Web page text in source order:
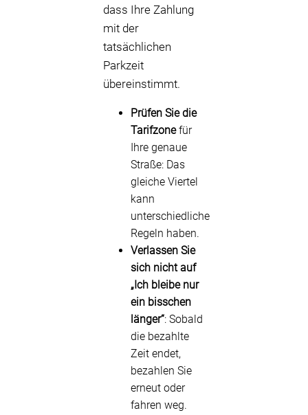
dass Ihre Zahlung
mit der
tatsächlichen
Parkzeit
übereinstimmt.
Prüfen Sie die
Tarifzonefür
Ihre genaue
Straße: Das
gleiche Viertel
kann
unterschiedliche
Regeln haben.
Verlassen Sie
sich nicht auf
„Ich bleibe nur
ein bisschen
länger“: Sobald
die bezahlte
Zeit endet,
bezahlen Sie
erneut oder
fahren weg.